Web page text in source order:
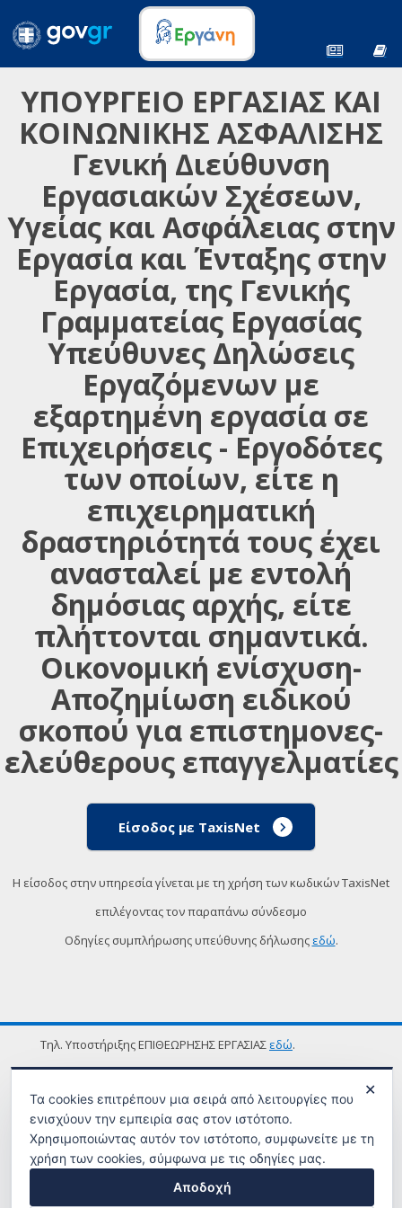
ΥΠΟΥΡΓΕΙΟ ΕΡΓΑΣΙΑΣ ΚΑΙ
ΚΟΙΝΩΝΙΚΗΣ ΑΣΦΑΛΙΣΗΣ
Γενική Διεύθυνση
Εργασιακών Σχέσεων,
Υγείας και Ασφάλειας στην
Εργασία και Ένταξης στην
Εργασία, της Γενικής
Γραμματείας Εργασίας
Υπεύθυνες Δηλώσεις
Εργαζόμενων με
εξαρτημένη εργασία σε
Επιχειρήσεις - Εργοδότες
των οποίων, είτε η
επιχειρηματική
δραστηριότητά τους έχει
ανασταλεί με εντολή
δημόσιας αρχής, είτε
πλήττονται σημαντικά.
Οικονομική ενίσχυση-
Αποζημίωση ειδικού
σκοπού για επιστημονες-
ελεύθερους επαγγελματίες
Είσοδος με TaxisNet
Η είσοδος στην υπηρεσία γίνεται με τη χρήση των κωδικών TaxisNet
επιλέγοντας τον παραπάνω σύνδεσμο
Οδηγίες συμπλήρωσης υπεύθυνης δήλωσης εδώ.
Τηλ. Υποστήριξης ΕΠΙΘΕΩΡΗΣΗΣ ΕΡΓΑΣΙΑΣ εδώ.
ΟΡΟΙ ΧΡΗΣΗΣ
✕
Τα cookies επιτρέπουν μια σειρά από λειτουργίες που
ενισχύουν την εμπειρία σας στον ιστότοπο.
Χρησιμοποιώντας αυτόν τον ιστότοπο, συμφωνείτε με τη
χρήση των cookies, σύμφωνα με τις οδηγίες μας.
Αποδοχή